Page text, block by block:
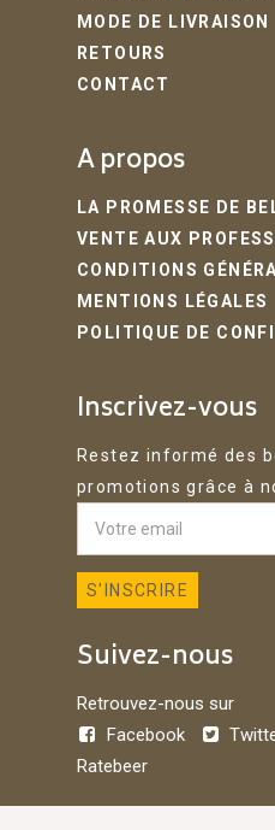
MODE DE LIVRAISON
RETOURS
CONTACT
A propos
LA PROMESSE DE
VENTE AUX
CONDITIONS
MENTIONS LÉGALES
POLITIQUE DE
Inscrivez-vous
Restez informé des
promotions grâce à
Suivez-nous
Retrouvez-nous sur
Facebook
Ratebeer